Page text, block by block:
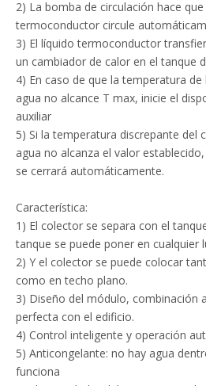
2) La bomba de circulación hace
termoconductor circule
3) El líquido termoconductor
un cambiador de calor en el tanque
4) En caso de que la temperatura
agua no alcance T max, inicie el
auxiliar
5) Si la temperatura discrepante del
agua no alcanza el valor
se cerrará automáticamente.
Característica:
1) El colector se separa con el
tanque se puede poner en cualquier
2) Y el colector se puede colocar
como en techo plano.
3) Diseño del módulo, combinación
perfecta con el edificio.
4) Control inteligente y operación
5) Anticongelante: no hay agua
funciona